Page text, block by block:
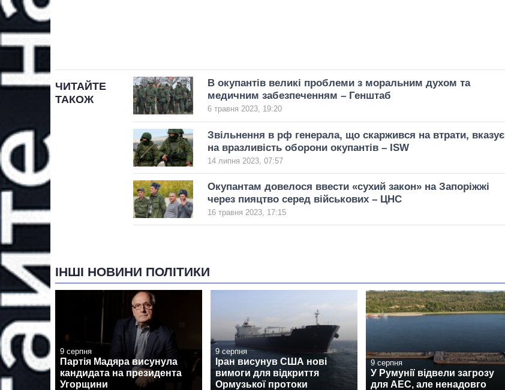
ЧИТАЙТЕ
ТАКОЖ
В окупантів великі проблеми з моральним духом та
медичним забезпеченням – Генштаб
6 травня 2023, 19:20
Звільнення в рф генерала, що скаржився на втрати, вказує
на вразливість оборони окупантів – ISW
14 липня 2023, 07:57
Окупантам довелося ввести «сухий закон» на Запоріжжі
через пияцтво серед військових – ЦНС
16 травня 2023, 17:15
ІНШІ НОВИНИ ПОЛІТИКИ
9 серпня
Партія Мадяра висунула
кандидата на президента
Угорщини
9 серпня
Іран висунув США нові
вимоги для відкриття
Ормузької протоки
9 серпня
У Румунії відвели загрозу
для АЕС, але ненадовго